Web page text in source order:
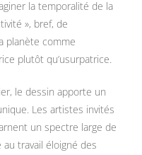
la temporalité de la
», bref, de
planète comme
plutôt qu’usurpatrice.
le dessin apporte un
Les artistes invités
un spectre large de
au travail éloigné des